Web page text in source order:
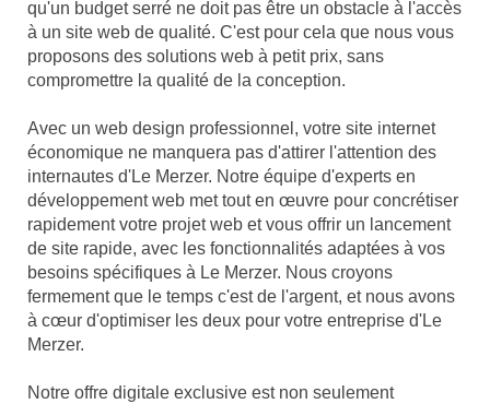
qu'un budget serré ne doit pas être un obstacle à l'accès
à un site web de qualité. C'est pour cela que nous vous
proposons des solutions web à petit prix, sans
compromettre la qualité de la conception.
Avec un web design professionnel, votre site internet
économique ne manquera pas d'attirer l'attention des
internautes d'Le Merzer. Notre équipe d'experts en
développement web met tout en œuvre pour concrétiser
rapidement votre projet web et vous offrir un lancement
de site rapide, avec les fonctionnalités adaptées à vos
besoins spécifiques à Le Merzer. Nous croyons
fermement que le temps c'est de l'argent, et nous avons
à cœur d'optimiser les deux pour votre entreprise d'Le
Merzer.
Notre offre digitale exclusive est non seulement